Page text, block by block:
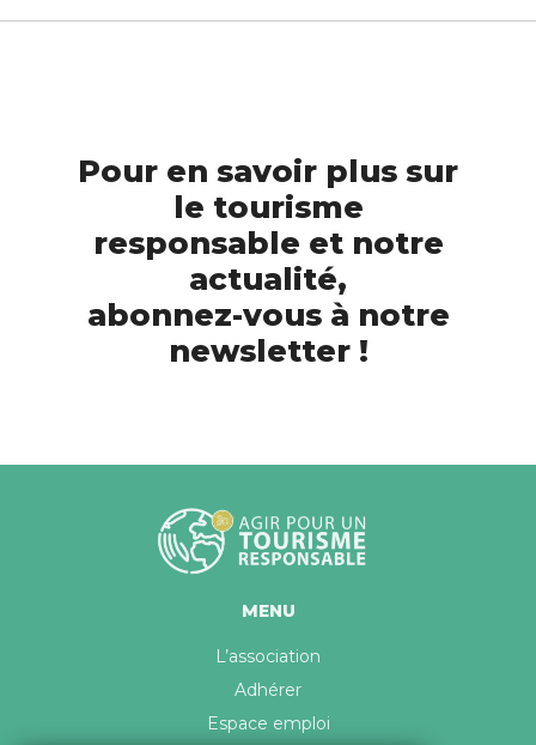
Pour en savoir plus sur
le tourisme
responsable et notre
actualité,
abonnez-vous à notre
newsletter !
MENU
L’association
Adhérer
Espace emploi